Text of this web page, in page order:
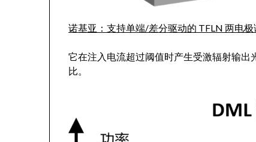
诺基亚：支持单端/差分驱动的 TFLN 两电
它在注入电流超过阈值时产生受激辐射输
比。